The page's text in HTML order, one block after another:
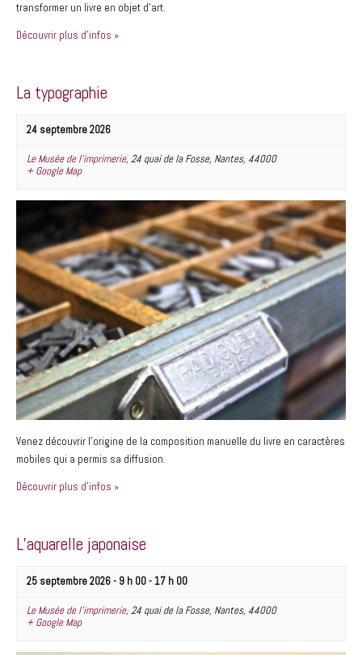
transformer un livre en objet d’art.
Découvrir plus d'infos »
La typographie
24 septembre 2026
Le Musée de l’imprimerie, 24 quai de la Fosse, Nantes, 44000
+ Google Map
Venez découvrir l’origine de la composition manuelle du livre en caractères
mobiles qui a permis sa diffusion.
Découvrir plus d'infos »
L’aquarelle japonaise
25 septembre 2026 - 9 h 00- 17 h 00
Le Musée de l’imprimerie, 24 quai de la Fosse, Nantes, 44000
+ Google Map